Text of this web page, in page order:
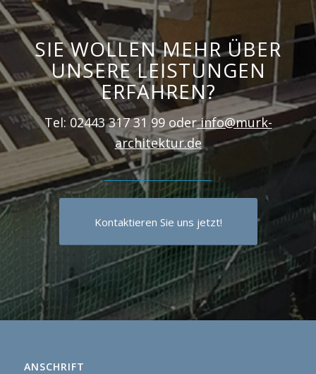
SIE WOLLEN MEHR ÜBER
UNSERE LEISTUNGEN
ERFAHREN?
Tel: 02443 317 31 99 oderinfo@murk-
architektur.de
Kontaktieren Sie uns jetzt!
ANSCHRIFT